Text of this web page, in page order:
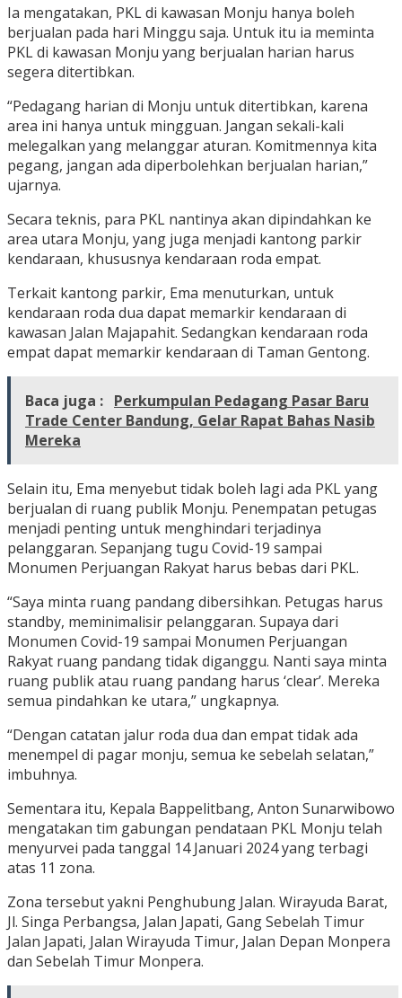
Ia mengatakan, PKL di kawasan Monju hanya boleh
berjualan pada hari Minggu saja. Untuk itu ia meminta
PKL di kawasan Monju yang berjualan harian harus
segera ditertibkan.
“Pedagang harian di Monju untuk ditertibkan, karena
area ini hanya untuk mingguan. Jangan sekali-kali
melegalkan yang melanggar aturan. Komitmennya kita
pegang, jangan ada diperbolehkan berjualan harian,”
ujarnya.
Secara teknis, para PKL nantinya akan dipindahkan ke
area utara Monju, yang juga menjadi kantong parkir
kendaraan, khususnya kendaraan roda empat.
Terkait kantong parkir, Ema menuturkan, untuk
kendaraan roda dua dapat memarkir kendaraan di
kawasan Jalan Majapahit. Sedangkan kendaraan roda
empat dapat memarkir kendaraan di Taman Gentong.
Baca juga : Perkumpulan Pedagang Pasar Baru
Trade Center Bandung, Gelar Rapat Bahas Nasib
Mereka
Selain itu, Ema menyebut tidak boleh lagi ada PKL yang
berjualan di ruang publik Monju. Penempatan petugas
menjadi penting untuk menghindari terjadinya
pelanggaran. Sepanjang tugu Covid-19 sampai
Monumen Perjuangan Rakyat harus bebas dari PKL.
“Saya minta ruang pandang dibersihkan. Petugas harus
standby, meminimalisir pelanggaran. Supaya dari
Monumen Covid-19 sampai Monumen Perjuangan
Rakyat ruang pandang tidak diganggu. Nanti saya minta
ruang publik atau ruang pandang harus ‘clear’. Mereka
semua pindahkan ke utara,” ungkapnya.
“Dengan catatan jalur roda dua dan empat tidak ada
menempel di pagar monju, semua ke sebelah selatan,”
imbuhnya.
Sementara itu, Kepala Bappelitbang, Anton Sunarwibowo
mengatakan tim gabungan pendataan PKL Monju telah
menyurvei pada tanggal 14 Januari 2024 yang terbagi
atas 11 zona.
Zona tersebut yakni Penghubung Jalan. Wirayuda Barat,
Jl. Singa Perbangsa, Jalan Japati, Gang Sebelah Timur
Jalan Japati, Jalan Wirayuda Timur, Jalan Depan Monpera
dan Sebelah Timur Monpera.